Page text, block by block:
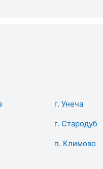
г. Унеча
г. Стародуб
п. Климово